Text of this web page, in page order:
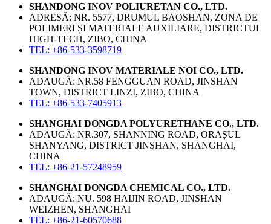
SHANDONG INOV POLIURETAN CO., LTD.
ADRESĂ: NR. 5577, DRUMUL BAOSHAN, ZONA DE
POLIMERI ȘI MATERIALE AUXILIARE, DISTRICTUL
HIGH-TECH, ZIBO, CHINA
TEL: +86-533-3598719
SHANDONG INOV MATERIALE NOI CO., LTD.
ADAUGĂ: NR.58 FENGGUAN ROAD, JINSHAN
TOWN, DISTRICT LINZI, ZIBO, CHINA
TEL: +86-533-7405913
SHANGHAI DONGDA POLYURETHANE CO., LTD.
ADAUGĂ: NR.307, SHANNING ROAD, ORAȘUL
SHANYANG, DISTRICT JINSHAN, SHANGHAI,
CHINA
TEL: +86-21-57248959
SHANGHAI DONGDA CHEMICAL CO., LTD.
ADAUGĂ: NU. 598 HAIJIN ROAD, JINSHAN
WEIZHEN, SHANGHAI
TEL: +86-21-60570688